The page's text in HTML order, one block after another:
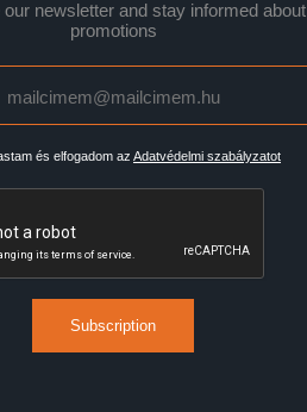
our newsletter and stay informed about
promotions
és elfogadom az Adatvédelmi szabályzatot
Subscription